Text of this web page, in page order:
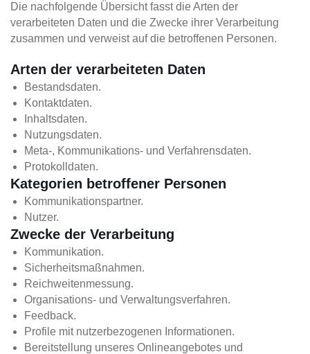
Die nachfolgende Übersicht fasst die Arten der
verarbeiteten Daten und die Zwecke ihrer Verarbeitung
zusammen und verweist auf die betroffenen Personen.
Arten der verarbeiteten Daten
Bestandsdaten.
Kontaktdaten.
Inhaltsdaten.
Nutzungsdaten.
Meta-, Kommunikations- und Verfahrensdaten.
Protokolldaten.
Kategorien betroffener Personen
Kommunikationspartner.
Nutzer.
Zwecke der Verarbeitung
Kommunikation.
Sicherheitsmaßnahmen.
Reichweitenmessung.
Organisations- und Verwaltungsverfahren.
Feedback.
Profile mit nutzerbezogenen Informationen.
Bereitstellung unseres Onlineangebotes und